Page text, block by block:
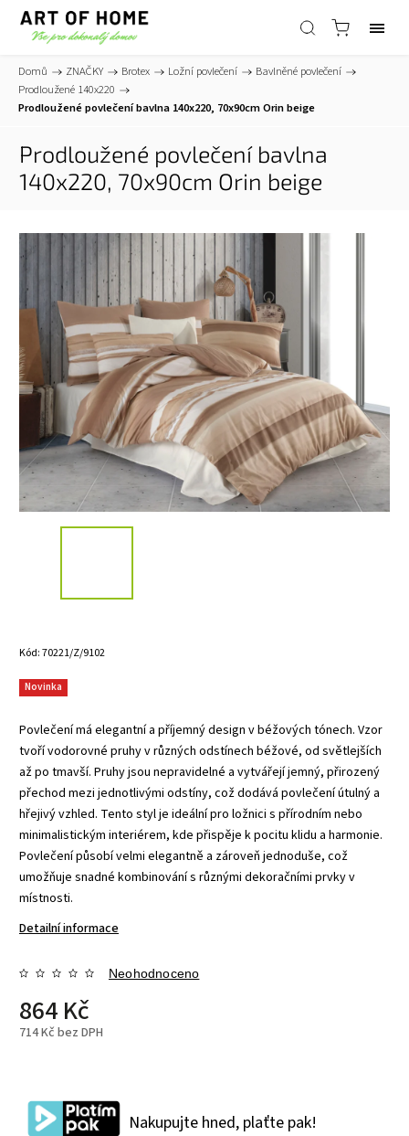
Domů / ZNAČKY / Brotex / Ložní povlečení / Bavlněné povlečení /
Prodloužené 140x220 /
Prodloužené povlečení bavlna 140x220, 70x90cm Orin beige
Prodloužené povlečení bavlna
140x220, 70x90cm Orin beige
Kód:70221/Z/9102
Novinka
Povlečení má elegantní a příjemný design v béžových tónech. Vzor
tvoří vodorovné pruhy v různých odstínech béžové, od světlejších
až po tmavší. Pruhy jsou nepravidelné a vytvářejí jemný, přirozený
přechod mezi jednotlivými odstíny, což dodává povlečení útulný a
hřejivý vzhled. Tento styl je ideální pro ložnici s přírodním nebo
minimalistickým interiérem, kde přispěje k pocitu klidu a harmonie.
Povlečení působí velmi elegantně a zároveň jednoduše, což
umožňuje snadné kombinování s různými dekoračními prvky v
místnosti.
Detailní informace
Neohodnoceno
864 Kč
714 Kč bez DPH
Nakupujte hned, plaťte pak!